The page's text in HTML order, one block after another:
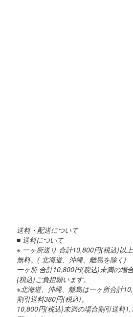
送料・配送について
■ 送料について
※ 一ヶ所送り 合計10,800円(税込)以
無料。( 北海道、沖縄、離島を除く)
一ヶ所 合計10,800円(税込)未満の場
(税込)ご負担願います。
※北海道、沖縄、離島は一ヶ所合計
割引送料380円(税込)。
10,800円(税込)未満の場合割引送料